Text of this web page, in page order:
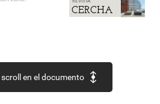
CERCHA
en el documento